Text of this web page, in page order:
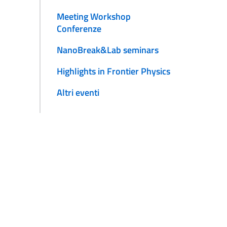
Meeting Workshop
Conferenze
NanoBreak&Lab seminars
Highlights in Frontier Physics
Altri eventi